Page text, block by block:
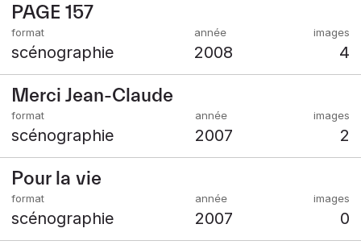
PAGE 157
scénographie 2008 4
Merci Jean-Claude
scénographie 2007 2
Pour la vie
scénographie 2007 0